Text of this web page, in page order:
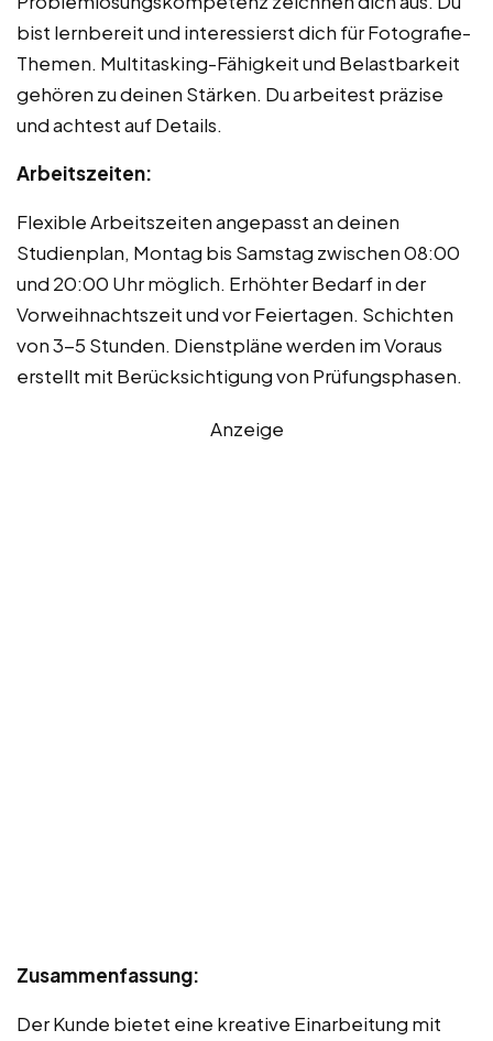
bist lernbereit und interessierst dich für Fotografie-
Themen. Multitasking-Fähigkeit und Belastbarkeit
gehören zu deinen Stärken. Du arbeitest präzise
und achtest auf Details.
Arbeitszeiten:
Flexible Arbeitszeiten angepasst an deinen
Studienplan, Montag bis Samstag zwischen 08:00
und 20:00 Uhr möglich. Erhöhter Bedarf in der
Vorweihnachtszeit und vor Feiertagen. Schichten
von 3-5 Stunden. Dienstpläne werden im Voraus
erstellt mit Berücksichtigung von Prüfungsphasen.
Anzeige
Zusammenfassung:
Der Kunde bietet eine kreative Einarbeitung mit